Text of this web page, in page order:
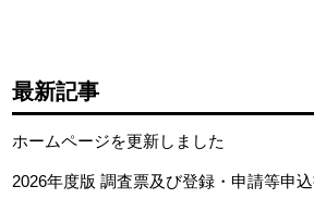
最新記事
ホームページを更新しました
2026年度版 調査票及び登録・申請等申